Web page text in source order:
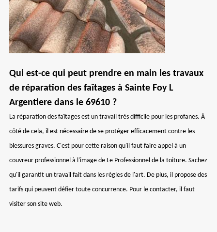
Qui est-ce qui peut prendre en main les travaux
de réparation des faîtages à Sainte Foy L
Argentiere dans le 69610 ?
La réparation des faîtages est un travail très difficile pour les profanes. À
côté de cela, il est nécessaire de se protéger efficacement contre les
blessures graves. C'est pour cette raison qu'il faut faire appel à un
couvreur professionnel à l'image de Le Professionnel de la toiture. Sachez
qu'il garantit un travail fait dans les règles de l'art. De plus, il propose des
tarifs qui peuvent défier toute concurrence. Pour le contacter, il faut
visiter son site web.